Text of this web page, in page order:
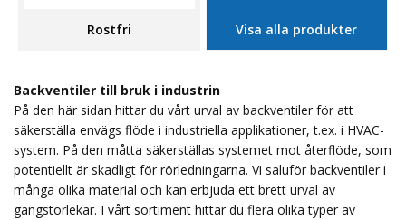
Rostfri Visa alla produkter
Backventiler till bruk i industrin
På den här sidan hittar du vårt urval av backventiler för att
säkerställa envägs flöde i industriella applikationer, t.ex. i HVAC-
system. På den måtta säkerställas systemet mot återflöde, som
potentiellt är skadligt för rörledningarna. Vi saluför backventiler i
många olika material och kan erbjuda ett brett urval av
gängstorlekar. I vårt sortiment hittar du flera olika typer av